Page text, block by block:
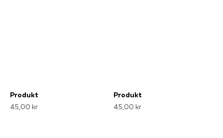
Produkt
45,00 kr
Produkt
45,00 kr